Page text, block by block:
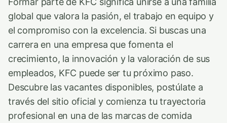
global que valora la pasión, el trabajo en equipo y
el compromiso con la excelencia. Si buscas una
carrera en una empresa que fomenta el
crecimiento, la innovación y la valoración de sus
empleados, KFC puede ser tu próximo paso.
Descubre las vacantes disponibles, postúlate a
través del sitio oficial y comienza tu trayectoria
profesional en una de las marcas de comida